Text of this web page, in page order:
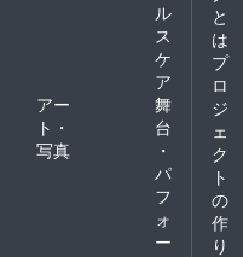
ル
ス
ケ
ア
アー
ト・
写真
舞
台
・
パ
フ
ォ
ー
と
は
プ
ロ
ジ
ェ
ク
ト
の
作
り